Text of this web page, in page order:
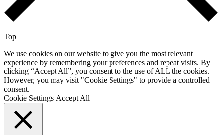
Top
We use cookies on our website to give you the most relevant
experience by remembering your preferences and repeat visits. By
clicking “Accept All”, you consent to the use of ALL the cookies.
However, you may visit "Cookie Settings" to provide a controlled
consent.
Cookie Settings Accept All